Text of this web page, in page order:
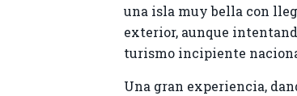
una isla muy bella con
exterior, aunque
turismo incipiente
Una gran experiencia,